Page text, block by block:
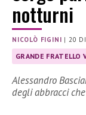
notturni
NICOLÒ FIGINI | 20
GRANDE FRATELLO
Alessandro
degli abbracci